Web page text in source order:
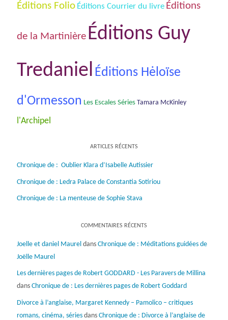
Éditions Folio Éditions Courrier du livre Éditions
de la Martinière Éditions Guy
Tredaniel Éditions Hėloïse
d'Ormesson Les Escales Séries Tamara McKinley
l'Archipel
ARTICLES RÉCENTS
Chronique de : Oublier Klara d’Isabelle Autissier
Chronique de : Ledra Palace de Constantia Sotiriou
Chronique de : La menteuse de Sophie Stava
COMMENTAIRES RÉCENTS
Joelle et daniel Maureldans Chronique de : Méditations guidées de
Joëlle Maurel
Les dernières pages de Robert GODDARD - Les Paravers de Millina
dans Chronique de : Les dernières pages de Robert Goddard
Divorce à l’anglaise, Margaret Kennedy – Pamolico – critiques
romans, cinéma, sériesdans Chronique de : Divorce à l’anglaise de